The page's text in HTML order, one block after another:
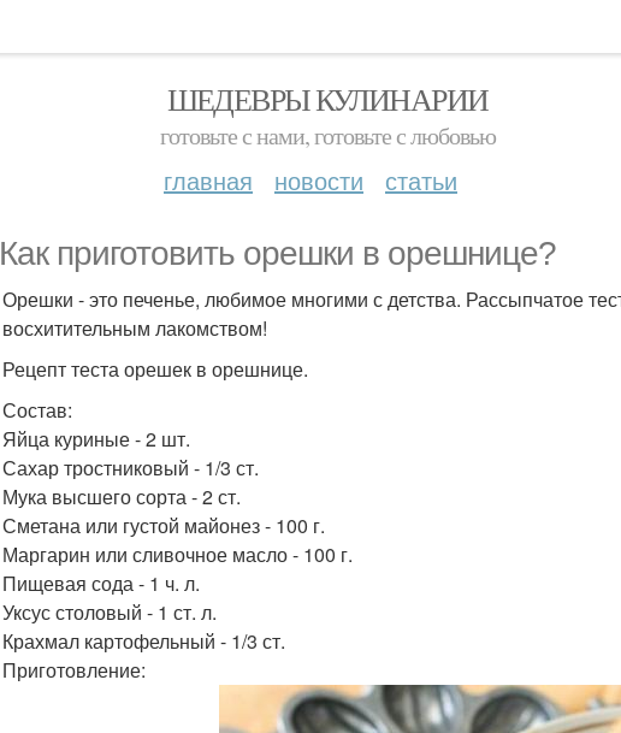
ШЕДЕВРЫ КУЛИНАРИИ
готовьте с нами, готовьте с любовью
главная новости статьи
Как приготовить орешки в орешнице?
Орешки - это печенье, любимое многими с детства. Рассыпчатое
восхитительным лакомством!
Рецепт теста орешек в орешнице.
Состав:
Яйца куриные - 2 шт.
Сахар тростниковый - 1/3 ст.
Мука высшего сорта - 2 ст.
Сметана или густой майонез - 100 г.
Маргарин или сливочное масло - 100 г.
Пищевая сода - 1 ч. л.
Уксус столовый - 1 ст. л.
Крахмал картофельный - 1/3 ст.
Приготовление: